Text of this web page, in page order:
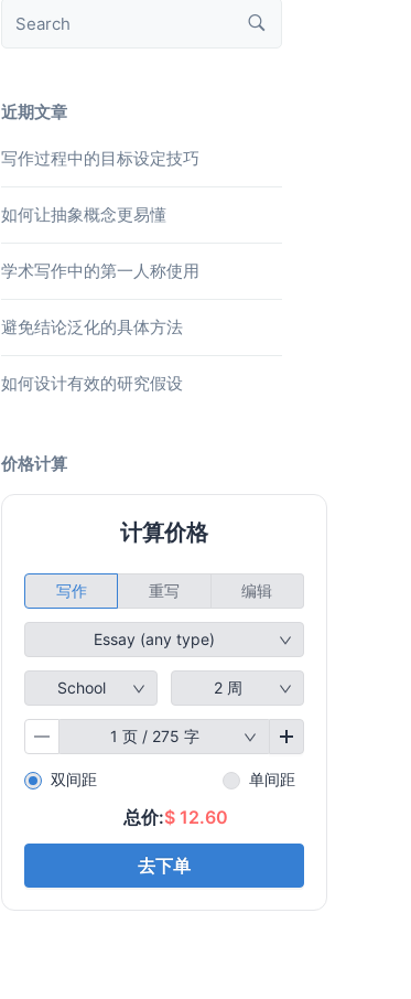
近期文章
写作过程中的目标设定技巧
如何让抽象概念更易懂
学术写作中的第一人称使用
避免结论泛化的具体方法
如何设计有效的研究假设
价格计算